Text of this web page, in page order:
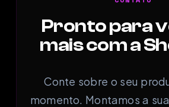
Pronto para
mais com a
Conte sobre o seu
momento. Montamos a